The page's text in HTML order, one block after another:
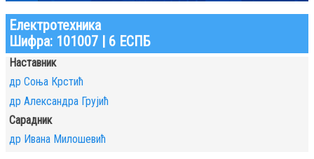
Електротехника
Шифра: 101007 | 6 ЕСПБ
Наставник
др Соња Крстић
др Александра Грујић
Сарадник
др Ивана Милошевић